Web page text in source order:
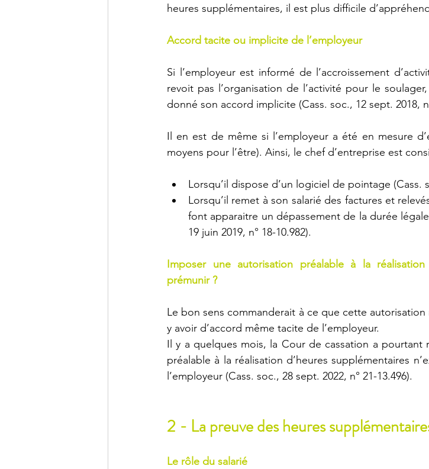
heures supplémentaires, il est plus difficile
Accord tacite ou implicite de l’employeur
Si l’employeur est informé de l’accroissement
revoit pas l’organisation de l’activité pour le
donné son accord implicite (Cass. soc., 12 sept. 2018,
Il en est de même si l’employeur a été en mesure
moyens pour l’être). Ainsi, le chef d’entreprise est
Lorsqu’il dispose d’un logiciel de pointage (Cass.
Lorsqu’il remet à son salarié des factures et
font apparaitre un dépassement de la durée
19 juin 2019, n° 18-10.982).
Imposer une autorisation préalable à la
prémunir ?
Le bon sens commanderait à ce que cette
y avoir d’accord même tacite de l’employeur.
Il y a quelques mois, la Cour de cassation a pourtant
préalable à la réalisation d’heures supplémentaires
l’employeur (Cass. soc., 28 sept. 2022, n° 21-13.496).
2 - La preuve des heures
Le rôle du salarié